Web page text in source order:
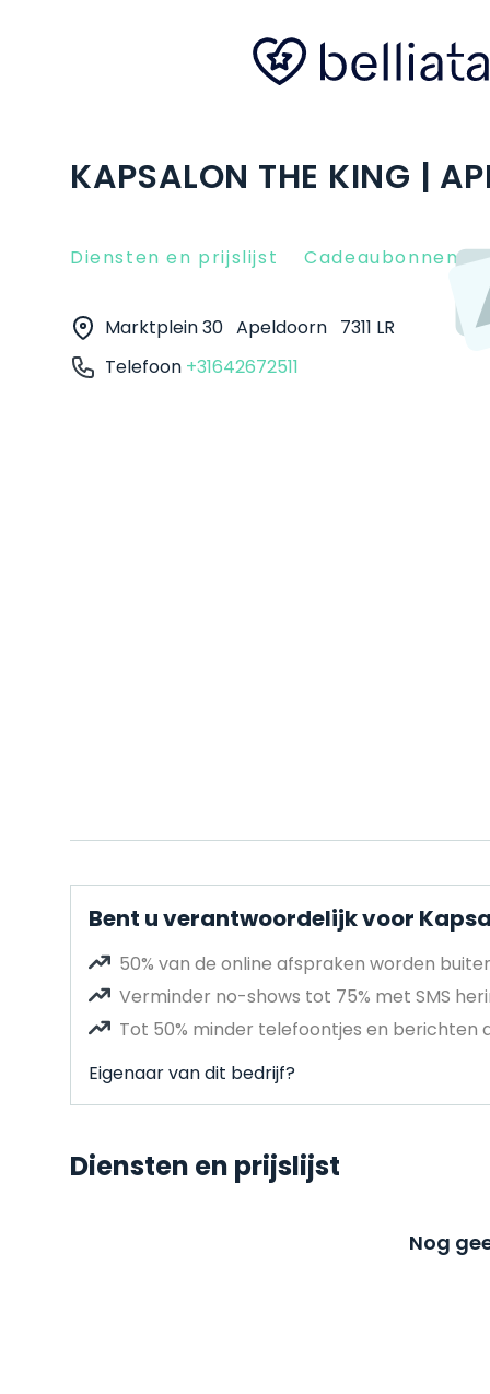
KAPSALON THE KING |
Diensten en prijslijst Cadeaubonnen
Marktplein 30 Apeldoorn 7311 LR
Telefoon +31642672511
Bent u verantwoordelijk voor
50% van de online afspraken worden
Verminder no-shows tot 75% met SMS
Tot 50% minder telefoontjes en
Eigenaar van dit bedrijf?
Diensten en prijslijst
Nog